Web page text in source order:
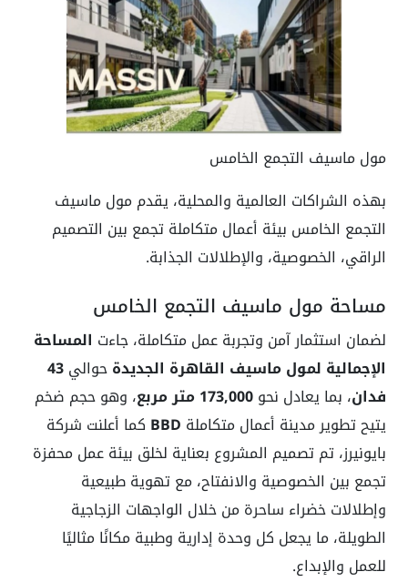
مول ماسيف التجمع الخامس
بهذه الشراكات العالمية والمحلية، يقدم مول ماسيف
التجمع الخامس بيئة أعمال متكاملة تجمع بين التصميم
الراقي، الخصوصية، والإطلالات الجذابة.
مساحة مول ماسيف التجمع الخامس
لضمان استثمار آمن وتجربة عمل متكاملة، جاءت المساحة
الإجمالية لمول ماسيف القاهرة الجديدةحوالي43
فدان، بما يعادل نحو173,000 متر مربع
، وهو حجم ضخم
يتيح تطوير مدينة أعمال متكاملة BBD كما أعلنت شركة
بايونيرز، تم تصميم المشروع بعناية لخلق بيئة عمل محفزة
تجمع بين الخصوصية والانفتاح، مع تهوية طبيعية
وإطلالات خضراء ساحرة من خلال الواجهات الزجاجية
الطويلة، ما يجعل كل وحدة إدارية وطبية مكانًا مثاليًا
للعمل والإبداع.